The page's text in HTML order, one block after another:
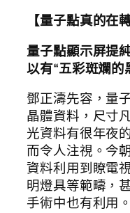
【量子點真的在
量子點顯示屏提
以有“五彩斑斕的
鄧正濤先容，量
晶體資料，尺寸
光資料有很年夜
而令人注視。今
資料利用到瞭電
明燈具等範疇，
手術中也有利用。